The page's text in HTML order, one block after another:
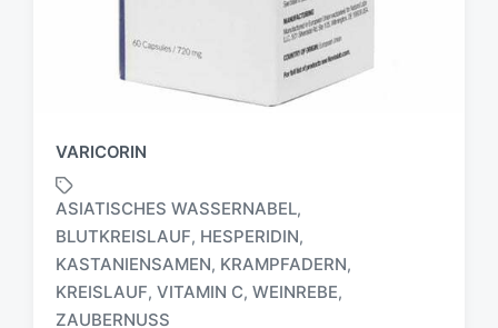
VARICORIN
S
c
h
ASIATISCHES WASSERNABEL,
BLUTKREISLAUF, HESPERIDIN,
KASTANIENSAMEN, KRAMPFADERN,
KREISLAUF, VITAMIN C, WEINREBE,
ZAUBERNUSS